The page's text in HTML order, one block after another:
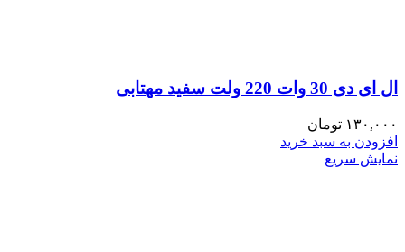
ال ای دی 30 وات 220 ولت سفید مهتابی
۱۳۰,۰۰۰ تومان
افزودن به سبد خرید
نمایش سریع